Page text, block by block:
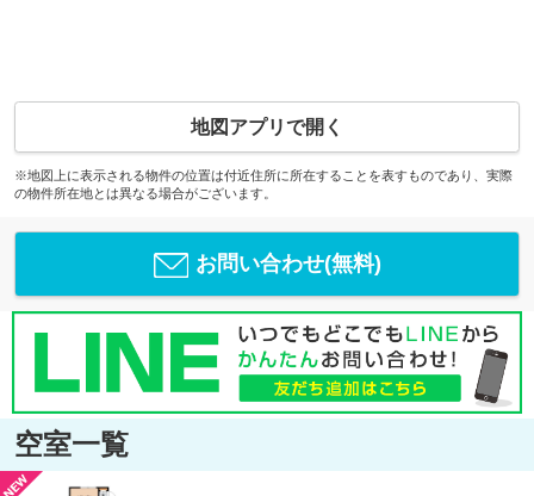
地図アプリで開く
※地図上に表示される物件の位置は付近住所に所在することを表すものであり、実際
の物件所在地とは異なる場合がございます。
お問い合わせ(無料)
空室一覧